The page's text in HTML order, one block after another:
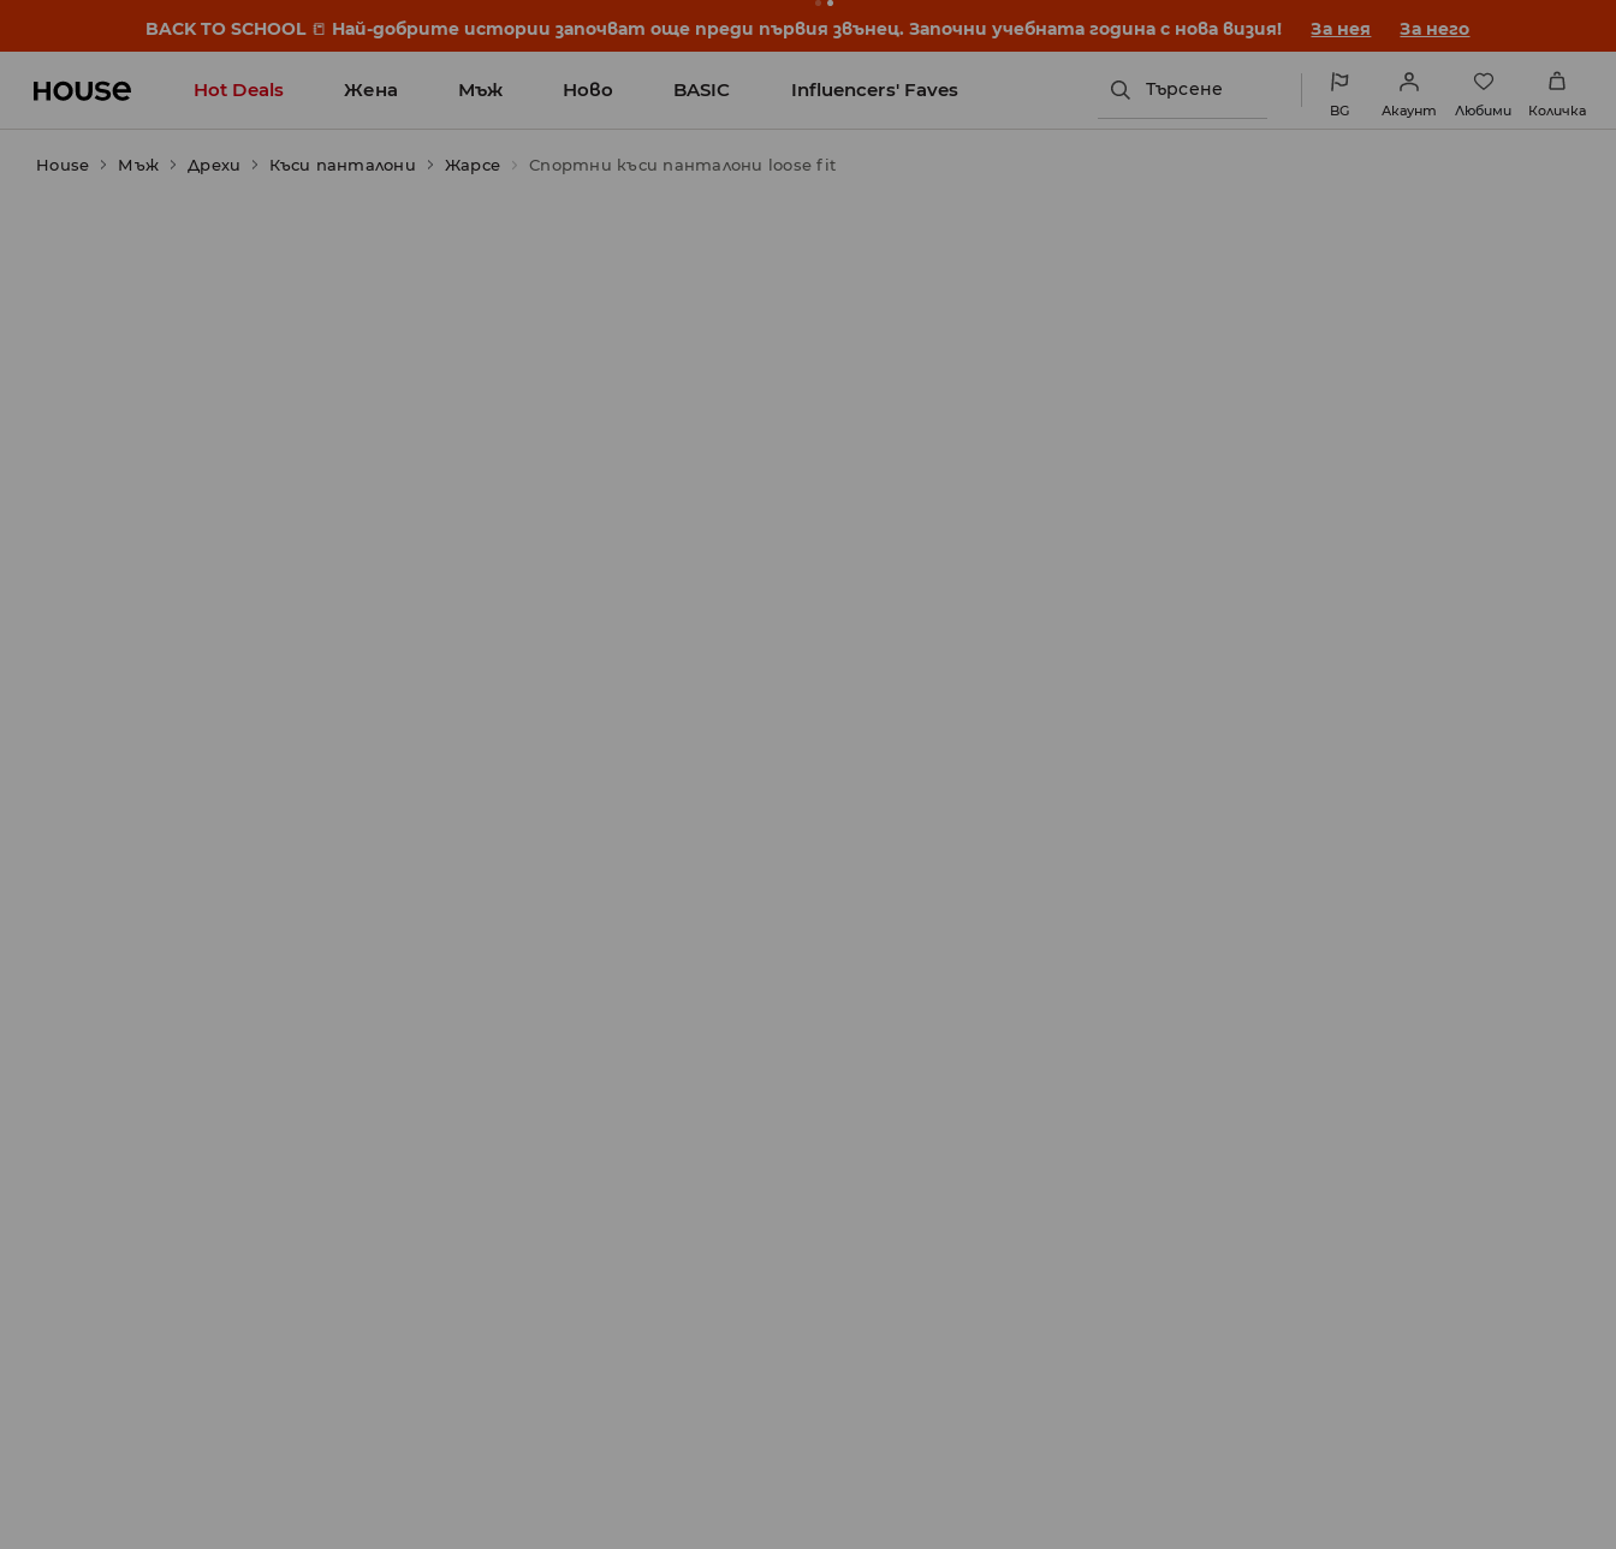
BACK TO SCHOOL 📒 Най-добрите истории започват още преди първия звънец. Започни учебната година с нова визия! За нея За него
Hot Deals Жена Мъж Ново BASIC Influencers' Faves Търсене
BG Акаунт Любими Количка
House Мъж Дрехи Къси панталони Жарсе Спортни къси панталони loose fit